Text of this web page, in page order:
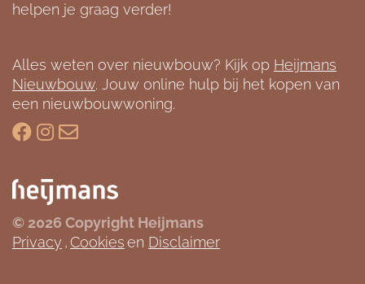
helpen je graag verder!
Alles weten over nieuwbouw? Kijk op Heijmans
Nieuwbouw. Jouw online hulp bij het kopen van
een nieuwbouwwoning.
© 2026 Copyright Heijmans
Privacy ,Cookiesen Disclaimer